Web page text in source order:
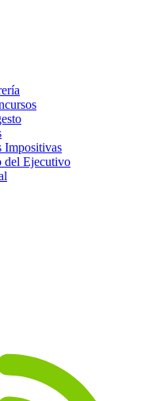
Impositivas
del Ejecutivo